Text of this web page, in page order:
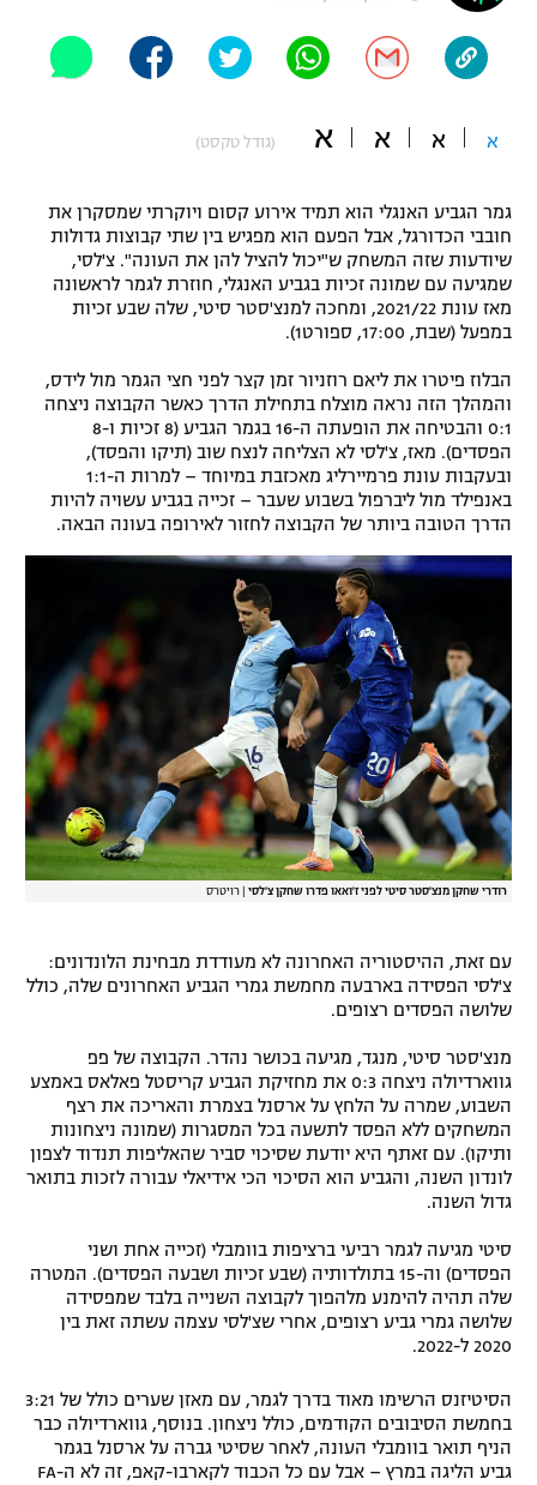
"מחצית בשכונה" – פודקאסט
תקנון עבור פעילות אלקטרה
תקנון עבור פעילות ספורט 1 – "מרלן"
גיימינג E-Sports
מדיניות פרטיות
תקנון פעילות ספורט 1
רשיון להקרנה פומבית לבית עסק
הצטרפות לחבילת הערוצים
לוח דרושים – ג'ובנט
תגיות
המגזין
אופניים
פוטבול אמריקאי NFL
בייסבול MLB
ספורט אתגרי ואקסטרים
אומנויות לחימה
גיימינג E-Sports
א א א א (גודל טקסט)
גמר הגביע האנגלי הוא תמיד אירוע קסום ויוקרתי שמסקרן את
חובבי הכדורגל, אבל הפעם הוא מפגיש בין שתי קבוצות גדולות
שיודעות שזה המשחק ש"יכול להציל להן את העונה". צ'לסי,
שמגיעה עם שמונה זכיות בגביע האנגלי, חוזרת לגמר לראשונה
מאז עונת 2021/22, ומחכה למנצ'סטר סיטי, שלה שבע זכיות
במפעל (שבת, 17:00, ספורט1).
הבלוז פיטרו את ליאם רוזניור זמן קצר לפני חצי הגמר מול לידס,
והמהלך הזה נראה מוצלח בתחילת הדרך כאשר הקבוצה ניצחה
0:1 והבטיחה את הופעתה ה-16 בגמר הגביע (8 זכיות ו-8
הפסדים). מאז, צ'לסי לא הצליחה לנצח שוב (תיקו והפסד),
ובעקבות עונת פרמיירליג מאכזבת במיוחד – למרות ה-1:1
באנפילד מול ליברפול בשבוע שעבר – זכייה בגביע עשויה להיות
הדרך הטובה ביותר של הקבוצה לחזור לאירופה בעונה הבאה.
רודרי שחקן מנצ'סטר סיטי לפני ז'ואאו פדרו שחקן צ'לסי רויטרס
עם זאת, ההיסטוריה האחרונה לא מעודדת מבחינת הלונדונים:
צ'לסי הפסידה בארבעה מחמשת גמרי הגביע האחרונים שלה, כולל
שלושה הפסדים רצופים.
מנצ'סטר סיטי, מנגד, מגיעה בכושר נהדר. הקבוצה של פפ
גווארדיולה ניצחה 0:3 את מחזיקת הגביע קריסטל פאלאס באמצע
השבוע, שמרה על הלחץ על ארסנל בצמרת והאריכה את רצף
המשחקים ללא הפסד לתשעה בכל המסגרות (שמונה ניצחונות
ותיקו). עם זאתף היא יודעת שסיכוי סביר שהאליפות תנדוד לצפון
לונדון השנה, והגביע הוא הסיכוי הכי אידיאלי עבורה לזכות בתואר
גדול השנה.
סיטי מגיעה לגמר רביעי ברציפות בוומבלי (זכייה אחת ושני
הפסדים) וה-15 בתולדותיה (שבע זכיות ושבעה הפסדים). המטרה
שלה תהיה להימנע מלהפוך לקבוצה השנייה בלבד שמפסידה
שלושה גמרי גביע רצופים, אחרי שצ'לסי עצמה עשתה זאת בין
2020 ל-2022.
הסיטיזנס הרשימו מאוד בדרך לגמר, עם מאזן שערים כולל של 3:21
בחמשת הסיבובים הקודמים, כולל ניצחון. בנוסף, גווארדיולה כבר
הניף תואר בוומבלי העונה, לאחר שסיטי גברה על ארסנל בגמר
גביע הליגה במרץ – אבל עם כל הכבוד לקארבו-קאפ, זה לא ה-FA